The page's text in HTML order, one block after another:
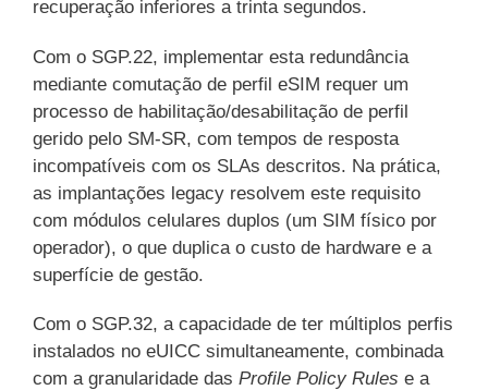
recuperação inferiores a trinta segundos.
Com o SGP.22, implementar esta redundância
mediante comutação de perfil eSIM requer um
processo de habilitação/desabilitação de perfil
gerido pelo SM-SR, com tempos de resposta
incompatíveis com os SLAs descritos. Na prática,
as implantações legacy resolvem este requisito
com módulos celulares duplos (um SIM físico por
operador), o que duplica o custo de hardware e a
superfície de gestão.
Com o SGP.32, a capacidade de ter múltiplos perfis
instalados no eUICC simultaneamente, combinada
com a granularidade das Profile Policy Rules e a